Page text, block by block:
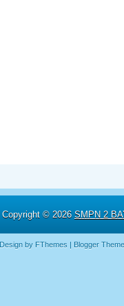
Copyright © 2026 SMPN 2
Design by FThemes | Blogger